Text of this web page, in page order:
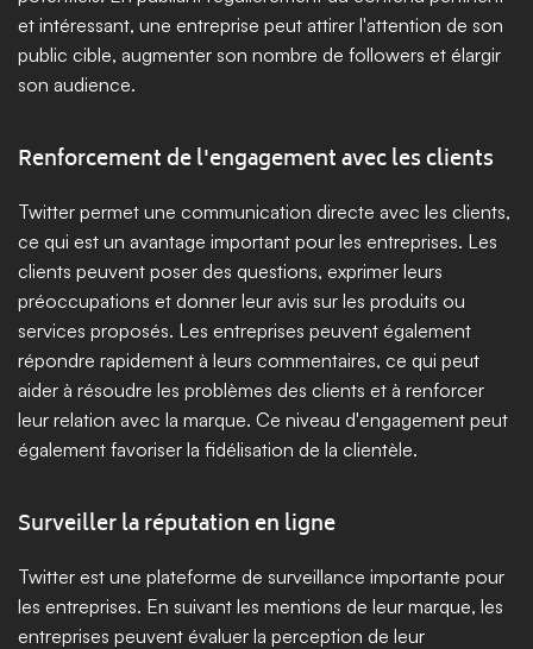
et intéressant, une entreprise peut attirer l'attention de son
public cible, augmenter son nombre de followers et élargir
son audience.
Renforcement de l'engagement avec les clients
Twitter permet une communication directe avec les clients,
ce qui est un avantage important pour les entreprises. Les
clients peuvent poser des questions, exprimer leurs
préoccupations et donner leur avis sur les produits ou
services proposés. Les entreprises peuvent également
répondre rapidement à leurs commentaires, ce qui peut
aider à résoudre les problèmes des clients et à renforcer
leur relation avec la marque. Ce niveau d'engagement peut
également favoriser la fidélisation de la clientèle.
Surveiller la réputation en ligne
Twitter est une plateforme de surveillance importante pour
les entreprises. En suivant les mentions de leur marque, les
entreprises peuvent évaluer la perception de leur